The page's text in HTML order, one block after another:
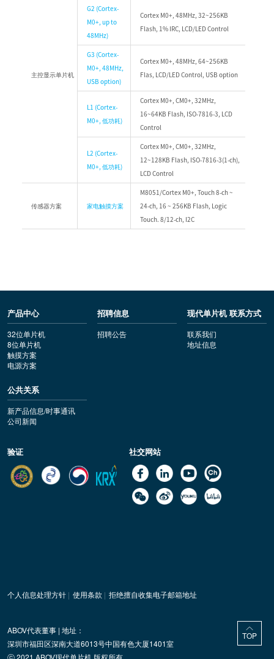
主控显示单片机
G2 (Cortex-
M0+, up to
48MHz)
Cortex M0+, 48MHz, 32~256KB
Flash, 1% IRC, LCD/LED Control
G3 (Cortex-
M0+, 48MHz,
USB option)
Cortex M0+, 48MHz, 64~256KB
Flas, LCD/LED Control, USB option
L1 (Cortex-
M0+, 低功耗)
Cortex M0+, CM0+, 32MHz,
16~64KB Flash, ISO-7816-3, LCD
Control
L2 (Cortex-
M0+, 低功耗)
Cortex M0+, CM0+, 32MHz,
12~128KB Flash, ISO-7816-3(1-ch),
LCD Control
传感器方案 家电触摸方案
M8051/Cortex M0+, Touch 8-ch ~
24-ch, 16 ~ 256KB Flash, Logic
Touch. 8/12-ch, I2C
TOP
产品中心
32位单片机
8位单片机
触摸方案
电源方案
招聘信息
招聘公告
现代单片机 联系方式
联系我们
地址信息
公共关系
新产品信息/时事通讯
公司新闻
验证 社交网站
个人信息处理方针| 使用条款 | 拒绝擅自收集电子邮箱地址
ABOV代表董事 | 地址：
深圳市福田区深南大道6013号中国有色大厦1401室